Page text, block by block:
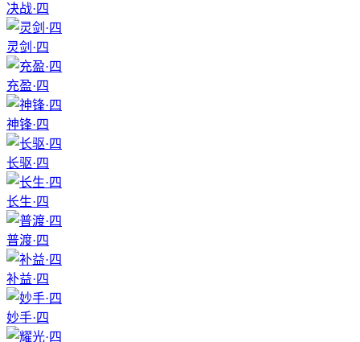
决战·四
灵剑·四
充盈·四
神锋·四
长驱·四
长生·四
普渡·四
补益·四
妙手·四